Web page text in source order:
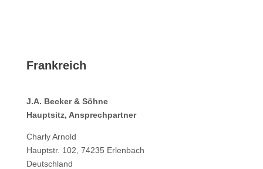
Frankreich
J.A. Becker & Söhne
Hauptsitz, Ansprechpartner
Charly Arnold
Hauptstr. 102, 74235 Erlenbach
Deutschland